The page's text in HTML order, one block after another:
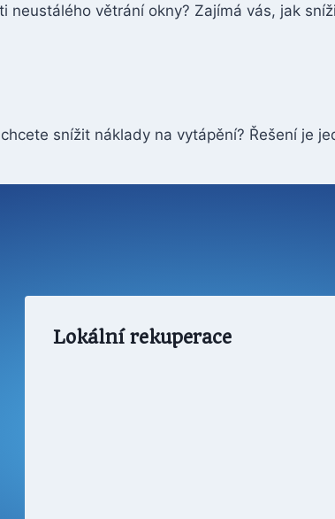
větrání okny? Zajímá vás, jak
snížit náklady na vytápění? Řešení je
Lokální rekuperace